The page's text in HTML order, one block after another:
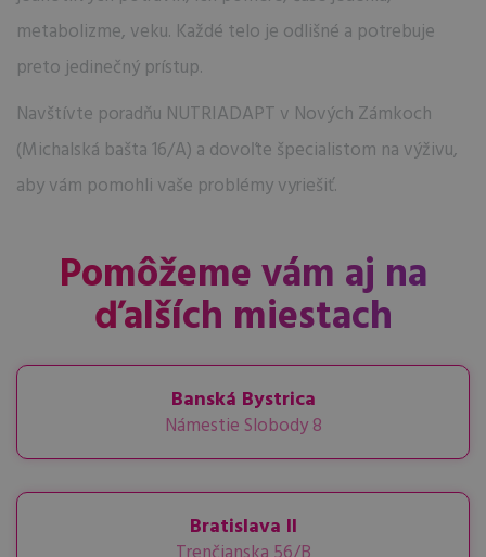
metabolizme, veku. Každé telo je odlišné a potrebuje
preto jedinečný prístup.
Navštívte poradňu NUTRIADAPT v Nových Zámkoch
(Michalská bašta 16/A) a dovoľte špecialistom na výživu,
aby vám pomohli vaše problémy vyriešiť.
Pomôžeme vám aj na
ďalších miestach
Banská Bystrica
Námestie Slobody 8
Bratislava II